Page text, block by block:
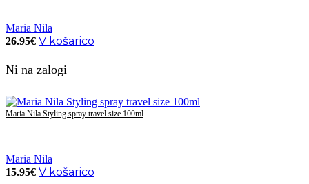
Maria Nila
26.95€ V košarico
Ni na zalogi
Maria Nila Styling spray travel size 100ml
Maria Nila
15.95€ V košarico